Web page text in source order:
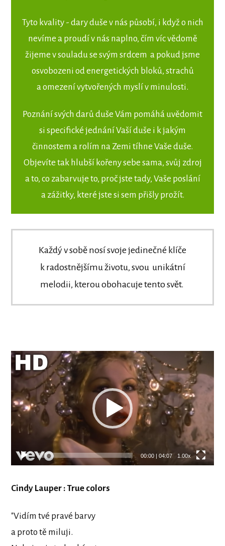
Tyto kvality - dary duše v nás působí, i když o nich
nevíme a proudí v nás naplno, čím víc vědomě
žijeme v souladu se svým srdcem a pokud jsme
osvobozeni od energetických bloků, strachů
a omezení vytvořených myslí v minulosti.
Poznání svých darů duše Vám pomáhá uvědomit
si specifické jednání Vaší duše i k jakým
činnostem a rolím na Zemi tíhne Vaše duše.
Objevíte tak hlubší kořeny sebe sama, svůj zdroj
a to, co zabarvuje to, proč jste tady, Vaše poslání
a zážitky, které jste si sem přišly prožít.
Každý v sobě nosí svoje jedinečné klíče
k radostnějšímu životu, svou unikátní
melodii, kterou obohacuje tento svět.
Video
přehrávač
00:00| 04:07 1.00x
Cindy Lauper : True colors
"Vidím tvé pravé barvy
a proto tě miluji.